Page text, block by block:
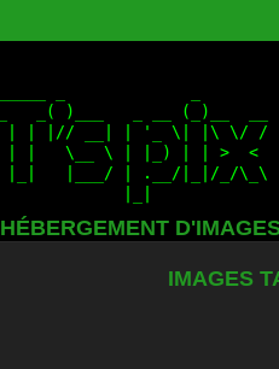
HÉBERGEMENT
IMAGES